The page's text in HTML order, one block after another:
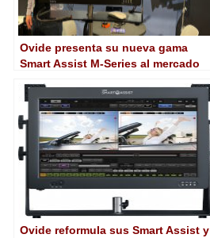
Ovide presenta su nueva gama
Smart Assist M-Series al mercado
Ovide reformula sus Smart Assist y